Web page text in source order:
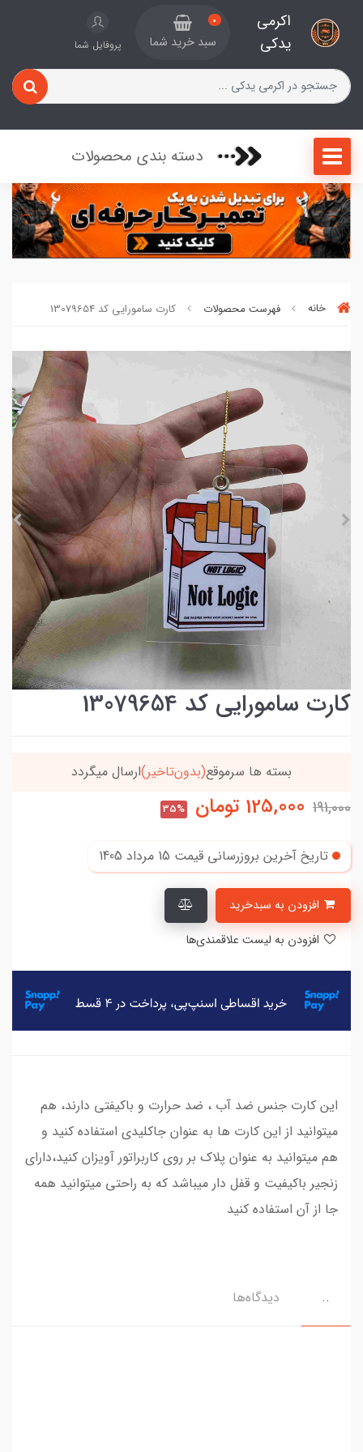
اکرمی
یدکی
0
سبد خرید شما پروفایل شما
دسته بندی محصولات
خانه فهرست محصولات کارت سامورایی کد 13079654
کارت سامورایی کد 13079654
بسته ها سرموقع(بدون‌تاخیر)ارسال میگردد
191,000
125,000 تومان 35%
تاریخ آخرین بروزرسانی قیمت 15 مرداد 1405
این کارت جنس ضد آب ، ضد حرارت و باکیفتی دارند، هم
میتوانید از این کارت ها به عنوان جاکلیدی استفاده کنید و
هم میتوانید به عنوان پلاک بر روی کاربراتور آویزان کنید،دارای
زنجیر باکیفیت و قفل دار میباشد که به راحتی میتوانید همه
جا از آن استفاده کنید
.. دیدگاه‌ها